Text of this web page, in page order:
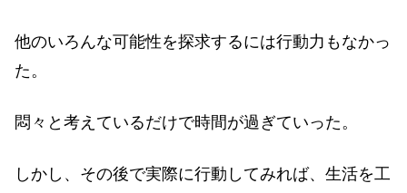
他のいろんな可能性を探求するには行動力もなかっ
た。
悶々と考えているだけで時間が過ぎていった。
しかし、その後で実際に行動してみれば、生活を工